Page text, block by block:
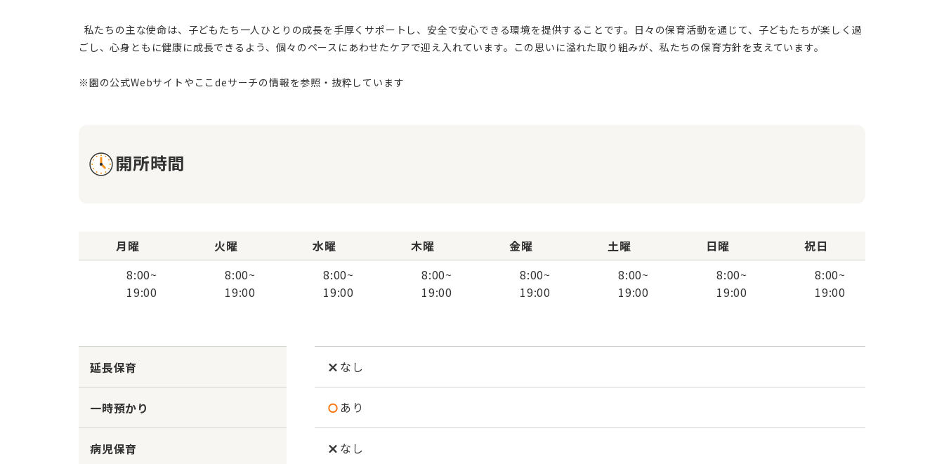
ごし、心身ともに健康に成長できるよう、個々のペースにあわせたケアで迎え入れています。この思いに溢れた取り組みが、私たちの保育方針を支えています。
開所時間
月曜
8:00~
19:00
火曜
8:00~
19:00
水曜
8:00~
19:00
木曜
8:00~
19:00
金曜
8:00~
19:00
土曜
8:00~
19:00
日曜
8:00~
19:00
祝日
8:00~
19:00
延長保育 なし
一時預かり あり
病児保育 なし